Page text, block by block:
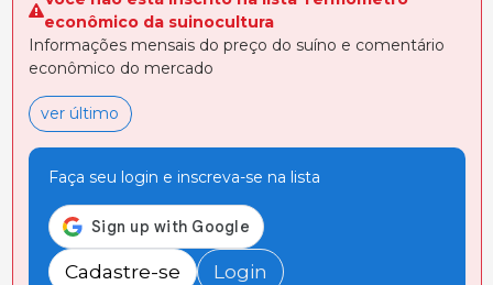
econômico da suinocultura
Informações mensais do preço do suíno e comentário
econômico do mercado
ver último
Faça seu login e inscreva-se na lista
Cadastre-se Login